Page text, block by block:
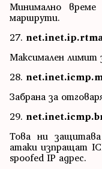
Минимално
маршрути.
27.
Максимален лимит
28.
Забрана за
29.
Това ни
атаки изпращат
spoofed IP адрес.